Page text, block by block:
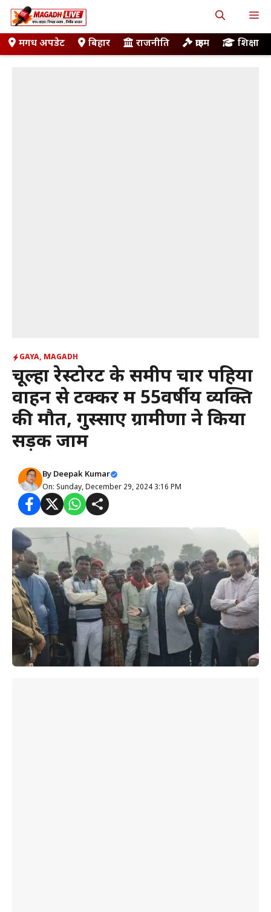
Skip
to
contentमगध अपडेट बिहार राजनीति क्राइम शिक्षा
GAYA, MAGADH
चूल्हा रेस्टोरेंट के समीप चार पहिया
वाहन से टक्कर में 55वर्षीय व्यक्ति
की मौत, गुस्साए ग्रामीणों ने किया
सड़क जाम
By Deepak Kumar
On: Sunday, December 29, 2024 3:16 PM